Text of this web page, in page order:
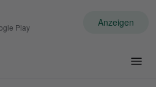
Play Anzeigen